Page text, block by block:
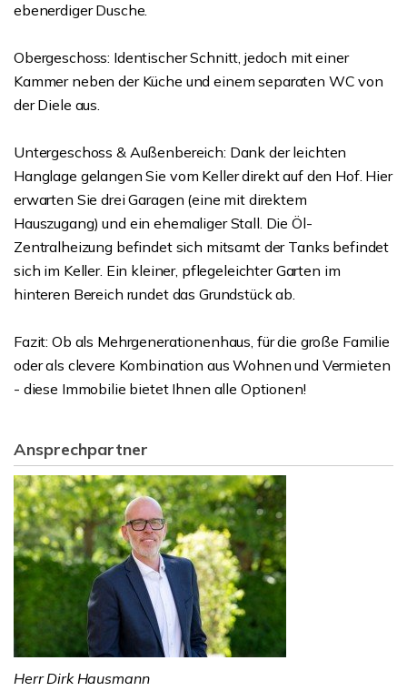
ebenerdiger Dusche.
Obergeschoss: Identischer Schnitt, jedoch mit einer
Kammer neben der Küche und einem separaten WC von
der Diele aus.
Untergeschoss & Außenbereich: Dank der leichten
Hanglage gelangen Sie vom Keller direkt auf den Hof. Hier
erwarten Sie drei Garagen (eine mit direktem
Hauszugang) und ein ehemaliger Stall. Die Öl-
Zentralheizung befindet sich mitsamt der Tanks befindet
sich im Keller. Ein kleiner, pflegeleichter Garten im
hinteren Bereich rundet das Grundstück ab.
Fazit: Ob als Mehrgenerationenhaus, für die große Familie
oder als clevere Kombination aus Wohnen und Vermieten
- diese Immobilie bietet Ihnen alle Optionen!
Ansprechpartner
Herr Dirk Hausmann